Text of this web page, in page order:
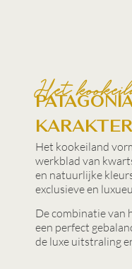
Het
karakter
Het kookeiland
werkblad van
en natuurlijke
exclusieve en
De combinatie van
een perfect
de luxe uitstraling